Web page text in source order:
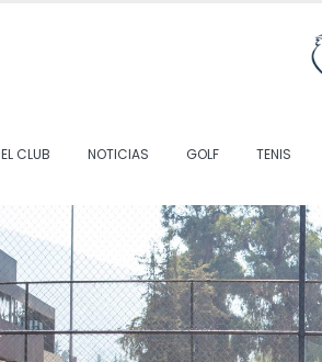
EL CLUB NOTICIAS GOLF TENIS